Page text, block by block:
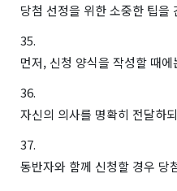
당첨 선정을 위한 소중한 팁을
먼저, 신청 양식을 작성할 때
자신의 의사를 명확히 전달하
동반자와 함께 신청할 경우 당